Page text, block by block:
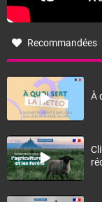
Recommandées
À